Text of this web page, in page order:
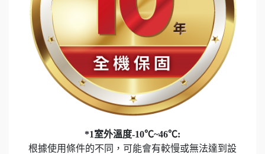
*1室外溫度-10℃~46℃:
根據使用條件的不同，可能會有較慢或無法達到設